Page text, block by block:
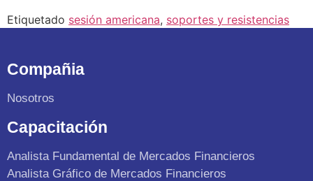
Etiquetado sesión americana, soportes y resistencias
Compañia
Nosotros
Capacitación
Analista Fundamental de Mercados Financieros
Analista Gráfico de Mercados Financieros